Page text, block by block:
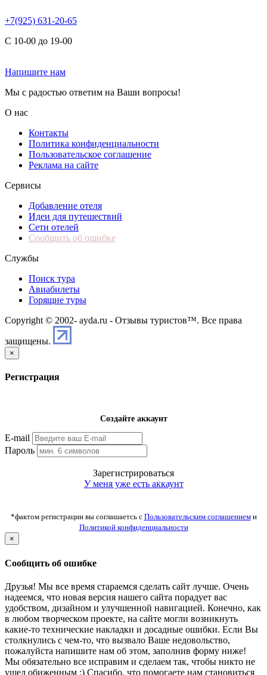
+7(925) 631-20-65
С 10-00 до 19-00
Напишите нам
Мы с радостью ответим на Ваши вопросы!
О нас
Контакты
Политика конфиденциальности
Пользовательское соглашение
Реклама на сайте
Сервисы
Добавление отеля
Идеи для путешествий
Сети отелей
Сообщить об ошибке
Службы
Поиск тура
Авиабилеты
Горящие туры
Copyright © 2002- ayda.ru - Отзывы туристов™. Все права
защищены.
×
Регистрация
Создайте аккаунт
E-mail
Пароль
Зарегистрироваться
У меня уже есть аккаунт
*фактом регистрации вы соглашаетсь с Пользовательским соглашениеми
Политикой конфиденциальности
×
Сообщить об ошибке
Друзья! Мы все время стараемся сделать сайт лучше. Очень
надеемся, что новая версия нашего сайта порадует вас
удобством, дизайном и улучшенной навигацией. Конечно, как
в любом творческом проекте, на сайте могли возникнуть
какие-то технические накладки и досадные ошибки. Если Вы
столкнулись с чем-то, что вызвало Ваше недовольство,
пожалуйста напишите нам об этом, заполнив форму ниже!
Мы обязательно все исправим и сделаем так, чтобы никто не
ушел обиженным :) Спасибо, что помогаете нам становиться